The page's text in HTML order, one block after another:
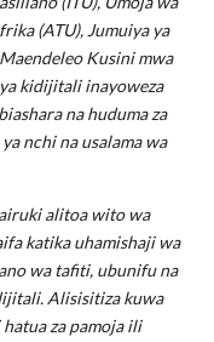
(ATU), Jumuiya ya
Kusini mwa
kidijitali inayoweza
na huduma za
nchi na usalama wa
alitoa wito wa
katika uhamishaji wa
wa tafiti, ubunifu na
Alisisitiza kuwa
za pamoja ili